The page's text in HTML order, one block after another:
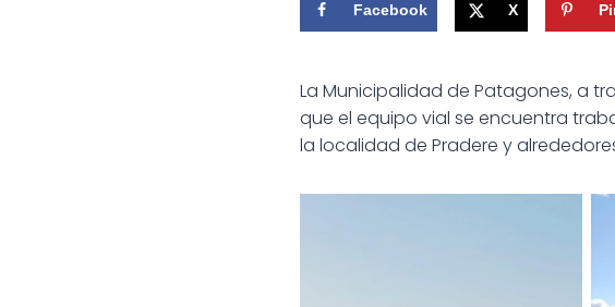
Facebook X
La Municipalidad de Patagones, a
que el equipo vial se encuentra
la localidad de Pradere y